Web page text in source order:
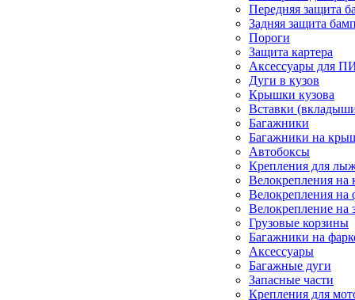
Передняя защита
Задняя защита
Пороги
Защита картера
Аксессуары для
Дуги в кузов
Крышки кузова
Вставки
Багажники
Багажники на
Автобоксы
Крепления для
Велокрепления
Велокрепления на
Велокрепление на
Грузовые корзины
Багажники на
Аксессуары
Багажные дуги
Запасные части
Крепления для